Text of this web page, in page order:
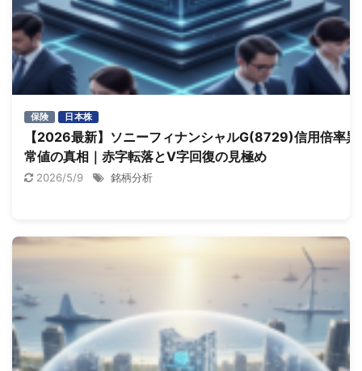
保険 日本株
【2026最新】ソニーフィナンシャルG(8729)信用倍率異
常値の真相｜赤字転落とV字回復の見極め
2026/5/9 銘柄分析